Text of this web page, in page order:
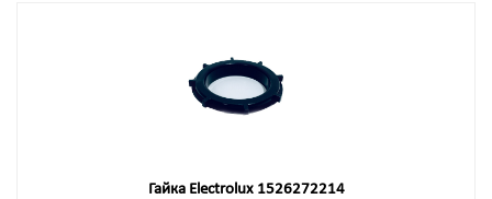
Гайка Electrolux 1526272214